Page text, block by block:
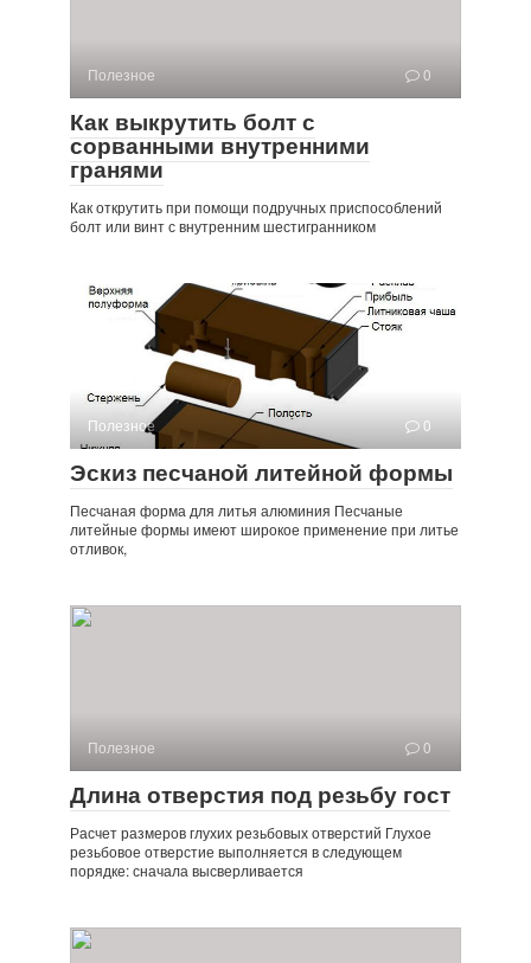
Полезное 0
Как выкрутить болт с
сорванными внутренними
гранями
Как открутить при помощи подручных приспособлений
болт или винт с внутренним шестигранником
Полезное 0
Эскиз песчаной литейной формы
Песчаная форма для литья алюминия Песчаные
литейные формы имеют широкое применение при литье
отливок,
Полезное 0
Длина отверстия под резьбу гост
Расчет размеров глухих резьбовых отверстий Глухое
резьбовое отверстие выполняется в следующем
порядке: сначала высверливается